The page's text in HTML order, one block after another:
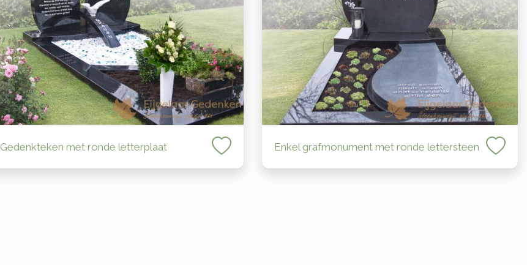
Gedenkteken met ronde letterplaat Enkel grafmonument met ronde lettersteen